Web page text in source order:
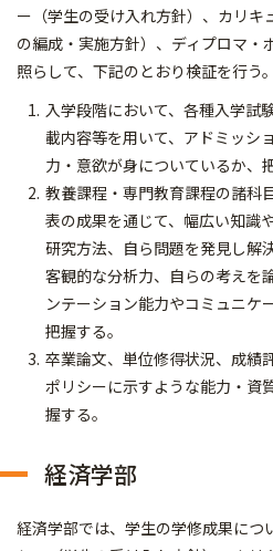
ー（学生の受け入れ方針）、カリキ
の編成・実施方針）、ディプロマ・
照らして、下記のとおり検証を行う。
入学段階において、各種入学試
載内容等を用いて、アドミッシ
力・意欲が身についているか、
教養課程・専門教育課程の諸科
表の成果を通じて、幅広い知識
研究方法、自ら問題を発見し解
客観的な分析力、自らの考えを
ンテーション能力やコミュニケ
把握する。
卒業論文、単位修得状況、成績
ポリシーに示すような能力・資
握する。
経済学部
経済学部では、学生の学修成果につ